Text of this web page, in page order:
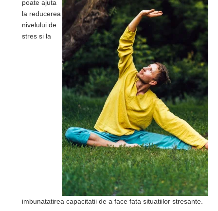
poate ajuta
la reducerea
nivelului de
stres si la
imbunatatirea capacitatii de a face fata situatiilor stresante.